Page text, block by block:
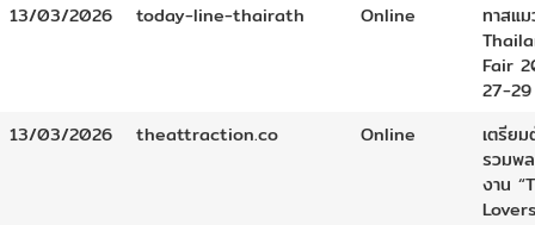
13/03/2026
today-line-thairath Online
ทาสแ
Fair
27-
13/03/2026
theattraction.co Online
เตรีย
รวมพ
งาน